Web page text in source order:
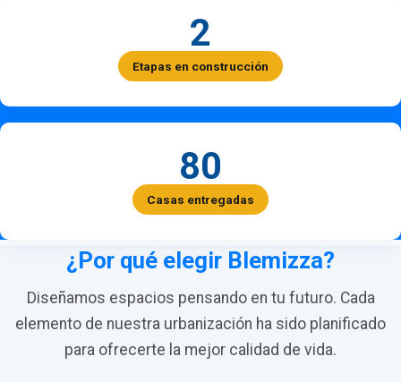
2
Etapas en construcción
80
Casas entregadas
¿Por qué elegir Blemizza?
Diseñamos espacios pensando en tu futuro. Cada
elemento de nuestra urbanización ha sido planificado
para ofrecerte la mejor calidad de vida.